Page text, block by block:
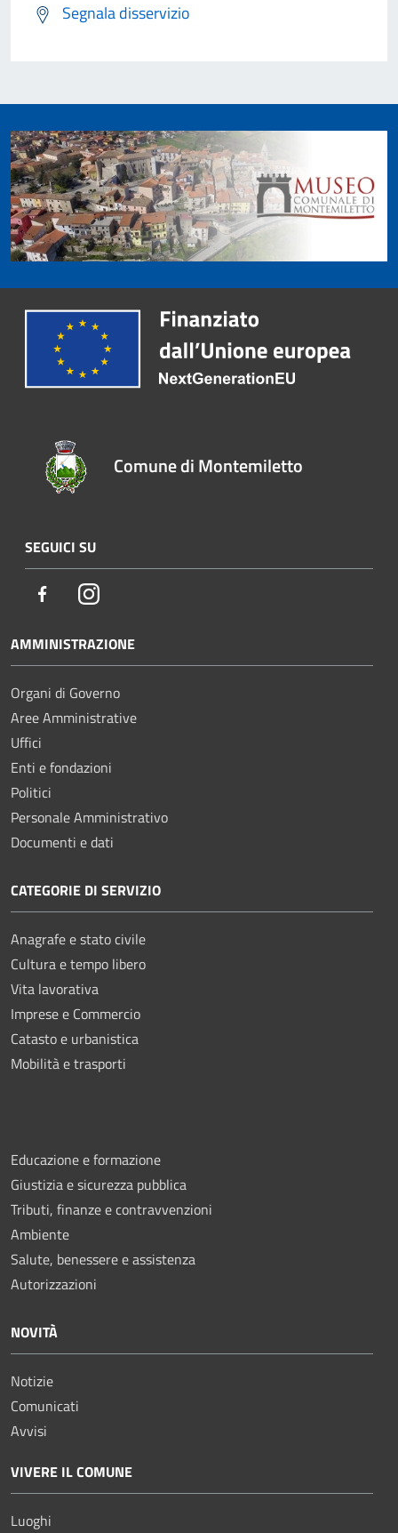
Segnala disservizio
Comune di Montemiletto
SEGUICI SU
FacebookInstagram
AMMINISTRAZIONE
Organi di Governo
Aree Amministrative
Uffici
Enti e fondazioni
Politici
Personale Amministrativo
Documenti e dati
CATEGORIE DI SERVIZIO
Anagrafe e stato civile
Cultura e tempo libero
Vita lavorativa
Imprese e Commercio
Catasto e urbanistica
Mobilità e trasporti
Educazione e formazione
Giustizia e sicurezza pubblica
Tributi, finanze e contravvenzioni
Ambiente
Salute, benessere e assistenza
Autorizzazioni
NOVITÀ
Notizie
Comunicati
Avvisi
VIVERE IL COMUNE
Luoghi